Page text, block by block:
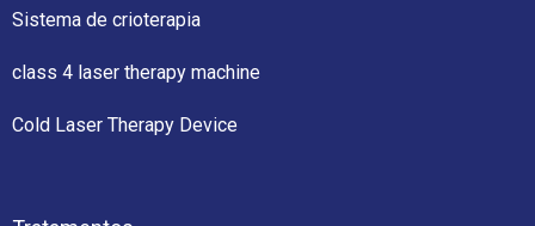
Sistema de crioterapia
class 4 laser therapy machine
Cold Laser Therapy Device